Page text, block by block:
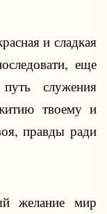
и сладкая
еще
служения
твоему и
правды ради
желание мир